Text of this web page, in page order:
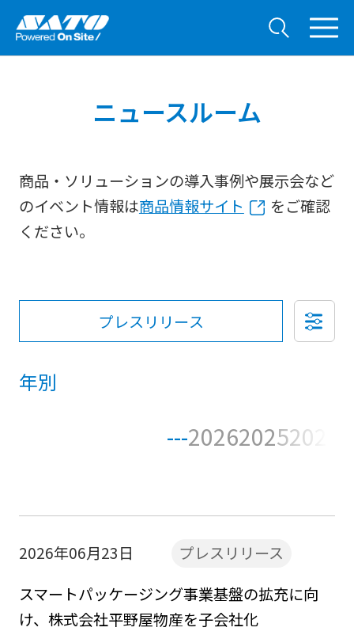
ニュースルーム
商品・ソリューションの導入事例や展示会など
のイベント情報は商品情報サイト
をご確認
ください。
プレスリリース
年別
---202620252024
2026年06月23日
プレスリリース
スマートパッケージング事業基盤の拡充に向
け、株式会社平野屋物産を子会社化